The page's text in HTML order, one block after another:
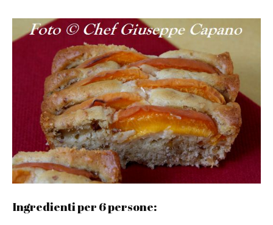
Ingredienti per 6 persone: